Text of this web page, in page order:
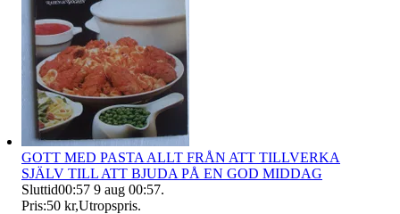
GOTT MED PASTA ALLT FRÅN ATT TILLVERKA
SJÄLV TILL ATT BJUDA PÅ EN GOD MIDDAG
Sluttid00:57 9 aug 00:57.
Pris:50 kr,Utropspris.